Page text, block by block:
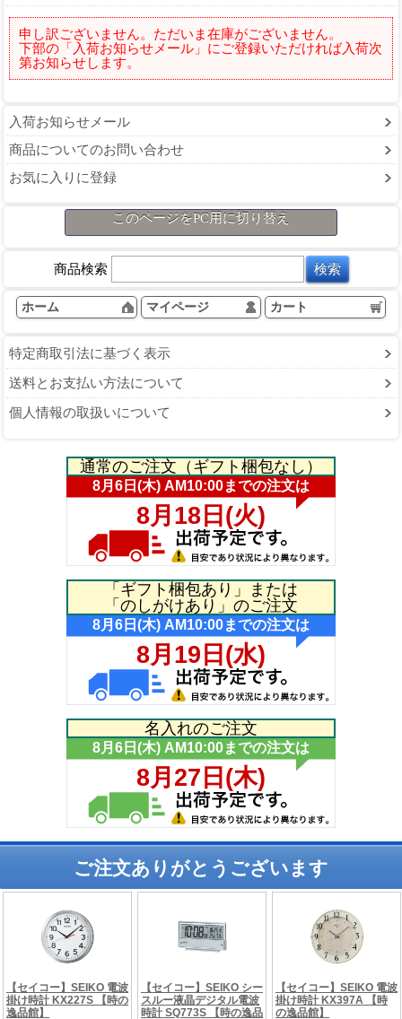
申し訳ございません。ただいま在庫がございません。
下部の「入荷お知らせメール」にご登録いただければ入荷次
第お知らせします。
入荷お知らせメール
商品についてのお問い合わせ
お気に入りに登録
このページをPC用に切り替え
商品検索
ホーム マイページ カート
特定商取引法に基づく表示
送料とお支払い方法について
個人情報の取扱いについて
通常のご注文（ギフト梱包なし）
「ギフト梱包あり」または
「のしがけあり」のご注文
名入れのご注文
ご注文ありがとうございます